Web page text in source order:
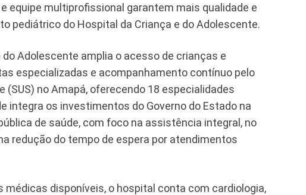
equipe multiprofissional garantem mais qualidade e
pediátrico do Hospital da Criança e do Adolescente.
do Adolescente amplia o acesso de crianças e
especializadas e acompanhamento contínuo pelo
(SUS) no Amapá, oferecendo 18 especialidades
integra os investimentos do Governo do Estado na
de saúde, com foco na assistência integral, no
redução do tempo de espera por atendimentos
médicas disponíveis, o hospital conta com cardiologia,